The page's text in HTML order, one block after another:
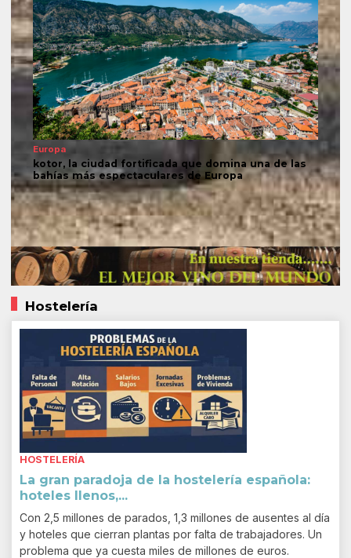
Europa
kotor, la ciudad fortificada que domina una de las
bahías más espectaculares de Europa
Hostelería
HOSTELERÍA
La gran paradoja de la hostelería española:
hoteles llenos,...
Con 2,5 millones de parados, 1,3 millones de ausentes al día
y hoteles que cierran plantas por falta de trabajadores. Un
problema que ya cuesta miles de millones de euros.